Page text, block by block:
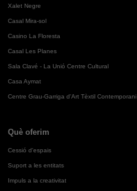
Xalet Negre
Casal Mira-sol
Casino La Floresta
Casal Les Planes
Sala Clavé - La Unió Centre Cultural
Casa Aymat
Centre Grau-Garriga d'Art Tèxtil Contemporani
Què oferim
Cessió d'espais
Suport a les entitats
Impuls a la creativitat